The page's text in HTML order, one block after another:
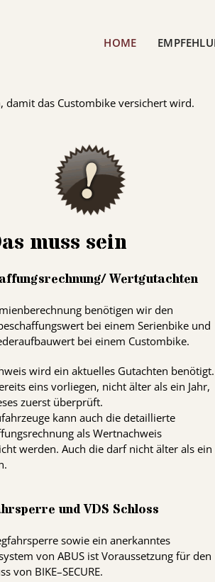
HOME
damit das Custombike versichert wird.
muss sein
Wertgutachten
benötigen wir den
bei einem Serienbike und
bei einem Custombike.
wird ein aktuelles Gutachten benötigt.
eins vorliegen, nicht älter als ein Jahr,
zuerst überprüft.
kann auch die detaillierte
als Wertnachweis
werden. Auch die darf nicht älter als ein
undVDS Schloss
sowie ein anerkanntes
von ABUSist Voraussetzung für den
von BIKE–SECURE.